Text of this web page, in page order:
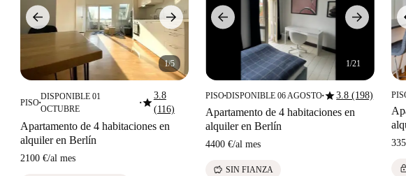
1/5
PISO■
DISPONIBLE 01
OCTUBRE
■star3.8
(116)
Apartamento de 4 habitaciones en
alquiler en Berlín
2100 €/al mes
1/21
PISO■DISPONIBLE 06 AGOSTO■star3.8 (198)
Apartamento de 4 habitaciones en
alquiler en Berlín
4400 €/al mes
savings SIN FIANZA